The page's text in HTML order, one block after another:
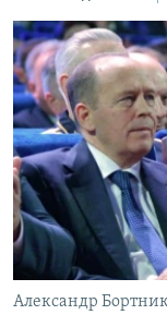
поиску
Александр